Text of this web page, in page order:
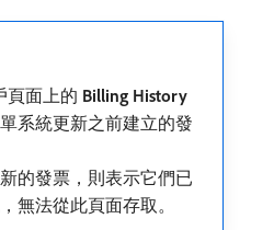
頁面上的​ Billing History
系統更新之前建立的發
的發票，則表示它們已
無法從此頁面存取。